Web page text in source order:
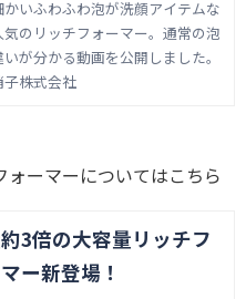
かいふわふわ泡が洗顔アイテムな
気のリッチフォーマー。通常の泡
いが分かる動画を公開しました。
子株式会社
ーマーについてはこちら
3倍の大容量リッチフ
ー新登場！